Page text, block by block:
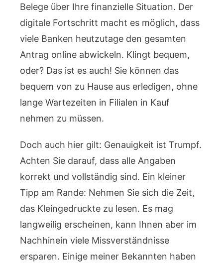
Belege über Ihre finanzielle Situation. Der
digitale Fortschritt macht es möglich, dass
viele Banken heutzutage den gesamten
Antrag online abwickeln. Klingt bequem,
oder? Das ist es auch! Sie können das
bequem von zu Hause aus erledigen, ohne
lange Wartezeiten in Filialen in Kauf
nehmen zu müssen.
Doch auch hier gilt: Genauigkeit ist Trumpf.
Achten Sie darauf, dass alle Angaben
korrekt und vollständig sind. Ein kleiner
Tipp am Rande: Nehmen Sie sich die Zeit,
das Kleingedruckte zu lesen. Es mag
langweilig erscheinen, kann Ihnen aber im
Nachhinein viele Missverständnisse
ersparen. Einige meiner Bekannten haben